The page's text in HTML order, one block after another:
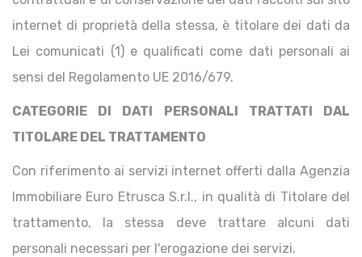
internet di proprietà della stessa, è titolare dei dati da
Lei comunicati (1) e qualificati come dati personali ai
sensi del Regolamento UE 2016/679.
CATEGORIE DI DATI PERSONALI TRATTATI DAL
TITOLARE DEL TRATTAMENTO
Con riferimento ai servizi internet offerti dalla Agenzia
Immobiliare Euro Etrusca S.r.l., in qualità di Titolare del
trattamento, la stessa deve trattare alcuni dati
personali necessari per l'erogazione dei servizi.